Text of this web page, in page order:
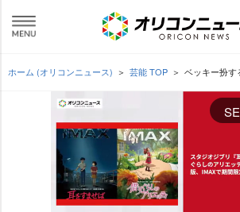
ホーム (オリコンニュース) 芸能 TOP ベッキー扮す